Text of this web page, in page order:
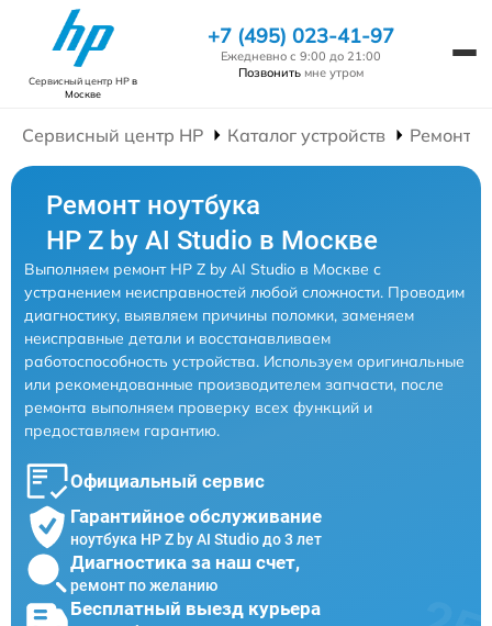
Сервисный центр HPв
Москве
+7 (495) 023-41-97
Ежедневно с 9:00 до 21:00
Позвонить мне утром
Сервисный центр HP Каталог устройств Ремонт
Ремонт ноутбука
HP Z by AI Studio в Москве
Выполняем ремонт HP Z by AI Studio в Москве с
устранением неисправностей любой сложности. Проводим
диагностику, выявляем причины поломки, заменяем
неисправные детали и восстанавливаем
работоспособность устройства. Используем оригинальные
или рекомендованные производителем запчасти, после
ремонта выполняем проверку всех функций и
предоставляем гарантию.
Официальный сервис
Гарантийное обслуживание
ноутбука HP Z by AI Studio до 3 лет
Диагностика за наш счет,
ремонт по желанию
Бесплатный выезд курьера